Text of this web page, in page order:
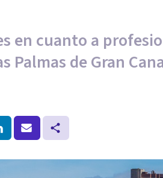
en cuanto a
Palmas de Gran